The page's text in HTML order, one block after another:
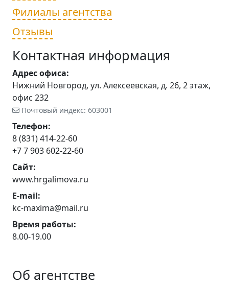
Филиалы агентства
Отзывы
Контактная информация
Адрес офиса:
Нижний Новгород, ул. Алексеевская, д. 26, 2 этаж,
офис 232
Почтовый индекс: 603001
Телефон:
8 (831) 414-22-60
+7 7 903 602-22-60
Сайт:
www.hrgalimova.ru
E-mail:
kc-maxima@mail.ru
Время работы:
8.00-19.00
Об агентстве